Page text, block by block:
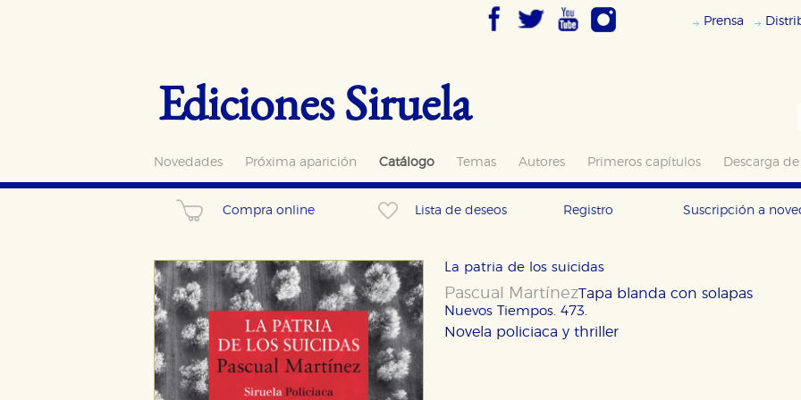
Prensa
Ediciones Siruela
Novedades Próxima aparición Catálogo Temas Autores Primeros capítulos Descarga
Compra online Lista de deseos Registro Suscripción a
La patria de los suicidas
Pascual Martínez
Nuevos Tiempos. 473.
Tapa blanda con solapas
Novela policiaca y thriller